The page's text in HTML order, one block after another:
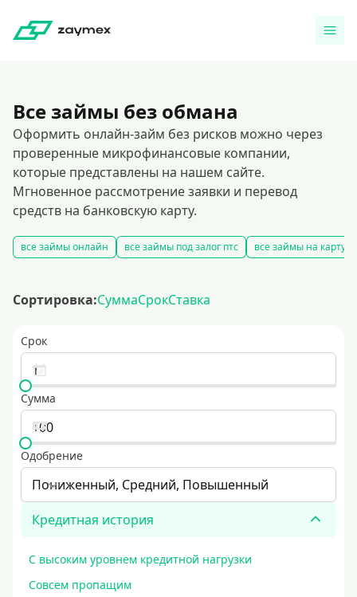
Все займы без обмана
Оформить онлайн-займ без рисков можно через
проверенные микрофинансовые компании,
которые представлены на нашем сайте.
Мгновенное рассмотрение заявки и перевод
средств на банковскую карту.
все займы онлайн все займы под залог птс все займы на карту
Сортировка:СуммаСрокСтавка
Срок
Сумма
Одобрение
Пониженный, Средний, Повышенный
Кредитная история
С высоким уровнем кредитной нагрузки
Совсем пропащим